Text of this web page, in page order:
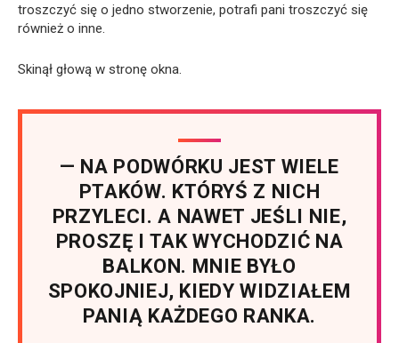
troszczyć się o jedno stworzenie, potrafi pani troszczyć się
również o inne.
Skinął głową w stronę okna.
— NA PODWÓRKU JEST WIELE
PTAKÓW. KTÓRYŚ Z NICH
PRZYLECI. A NAWET JEŚLI NIE,
PROSZĘ I TAK WYCHODZIĆ NA
BALKON. MNIE BYŁO
SPOKOJNIEJ, KIEDY WIDZIAŁEM
PANIĄ KAŻDEGO RANKA.